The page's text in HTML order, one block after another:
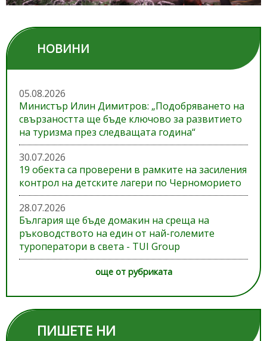
НОВИНИ
05.08.2026
Министър Илин Димитров: „Подобряването на
свързаността ще бъде ключово за развитието
на туризма през следващата година“
30.07.2026
19 обекта са проверени в рамките на засиления
контрол на детските лагери по Черноморието
28.07.2026
България ще бъде домакин на среща на
ръководството на един от най-големите
туроператори в света - TUI Group
още от рубриката
ПИШЕТЕ НИ